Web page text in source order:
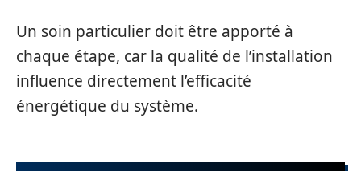
Un soin particulier doit être apporté à
chaque étape, car la qualité de l’installation
influence directement l’efficacité
énergétique du système.